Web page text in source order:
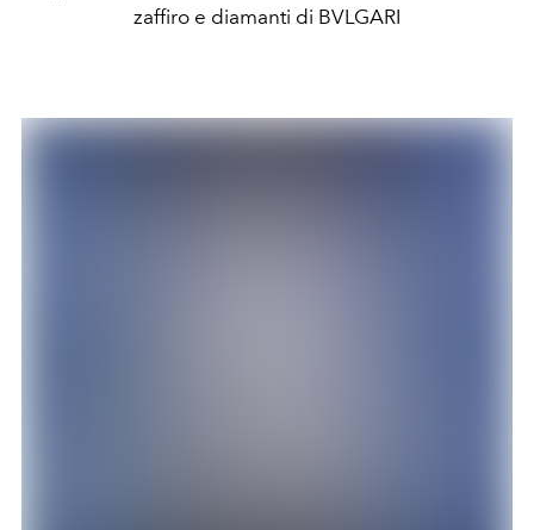
zaffiro e diamanti di BVLGARI